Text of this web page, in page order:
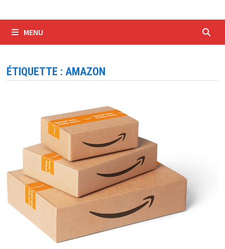
MENU
ÉTIQUETTE : AMAZON